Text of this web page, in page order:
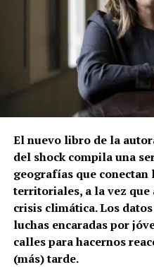
El nuevo libro de la
del shock compila una
geografías que conectan
territoriales, a la vez
crisis climática. Los
luchas encaradas por
calles para hacernos
(más) tarde.